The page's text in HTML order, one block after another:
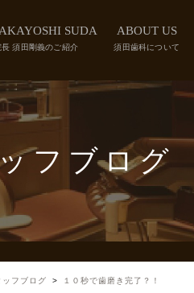
SUDA
長 須田剛義のご紹介
ABOUT US
須田歯科について
フブログ
ッフブログ １０秒で歯磨き完了？！